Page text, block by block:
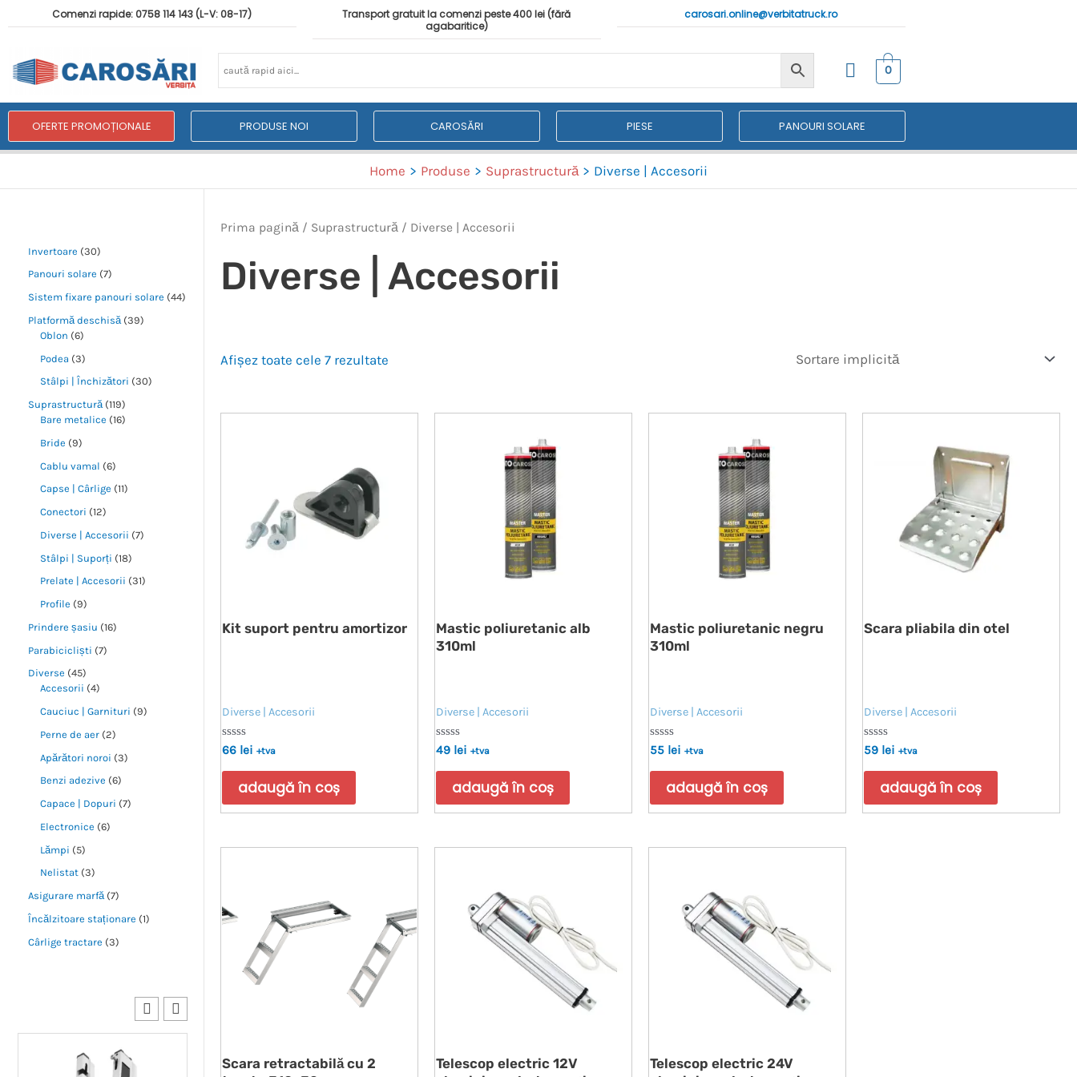
Comenzi rapide: 0758 114 143 (L-V: 08-17)
Transport gratuit la comenzi peste 400 lei (fără
agabaritice)
carosari.online@verbitatruck.ro
0
OFERTE PROMOȚIONALE PRODUSE NOI CAROSĂRI PIESE PANOURI SOLARE
Home Produse Suprastructură Diverse | Accesorii
Invertoare 30
Panouri solare 7
Sistem fixare panouri solare 44
Platformă deschisă 39
Oblon 6
Podea 3
Stâlpi | Închizători 30
Suprastructură 119
Bare metalice 16
Bride
9
Cablu vamal 6
Capse | Cârlige 11
Conectori 12
Diverse | Accesorii 7
Stâlpi | Suporți 18
Prelate | Accesorii 31
Profile
9
Prindere șasiu 16
Parabicicliști 7
Diverse 45
Accesorii 4
Cauciuc | Garnituri
9
Perne de aer 2
Apărători noroi 3
Benzi adezive 6
Capace | Dopuri 7
Electronice 6
Lămpi
5
Nelistat 3
Asigurare marfă 7
Încălzitoare staționare 1
Cârlige tractare 3
Prima pagină / Suprastructură / Diverse | Accesorii
Diverse | Accesorii
Afișez toate cele 7 rezultate
Kit suport pentru amortizor
Diverse | Accesorii
Evaluat
0
66 lei +tva
adaugă în coș
Mastic poliuretanic alb
310ml
Diverse | Accesorii
Evaluat
0
49 lei +tva
adaugă în coș
Mastic poliuretanic negru
310ml
Diverse | Accesorii
Evaluat
0
55 lei +tva
adaugă în coș
Scara pliabila din otel
Diverse | Accesorii
Evaluat
0
59 lei +tva
adaugă în coș
Scara retractabilă cu 2
Telescop electric 12V
Telescop electric 24V